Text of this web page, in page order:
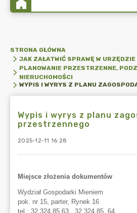
STRONA GŁÓWNA
JAK ZAŁATWIĆ SPRAWĘ W
PLANOWANIE PRZESTRZENNE,
NIERUCHOMOŚCI
Wypis i wyrys z planu
przestrzennego
2025-12-11 16:28